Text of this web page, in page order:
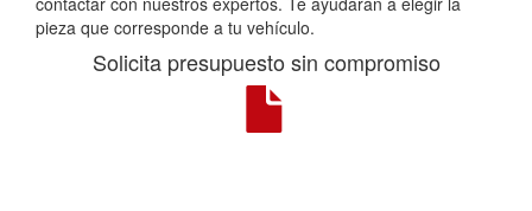
pieza que corresponde a tu vehículo.
Solicita presupuesto sin compromiso